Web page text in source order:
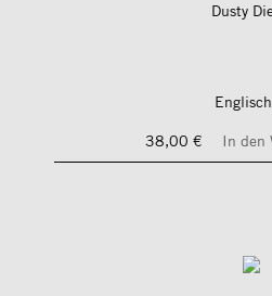
Dusty
Englisch
38,00 €
In den